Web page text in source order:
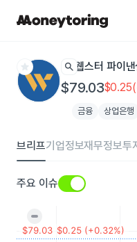
star search 웹스터 파이
$79.03
금융 상업은행
브리프기업정보재무정보투
주요 이슈